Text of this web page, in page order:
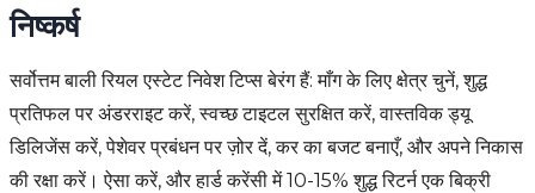
निष्कर्ष
सर्वोत्तम बाली रियल एस्टेट निवेश टिप्स बेरंग हैं: माँग के लिए क्षेत्र चुनें, शुद्ध
प्रतिफल पर अंडरराइट करें, स्वच्छ टाइटल सुरक्षित करें, वास्तविक ड्यू
डिलिजेंस करें, पेशेवर प्रबंधन पर ज़ोर दें, कर का बजट बनाएँ, और अपने निकास
की रक्षा करें। ऐसा करें, और हार्ड करेंसी में 10-15% शुद्ध रिटर्न एक बिक्री